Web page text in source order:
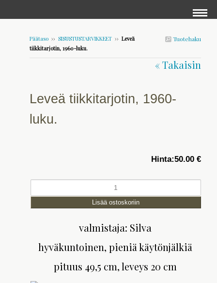
Tuotehaku
Päätaso ›› SISUSTUSTARVIKKEET ›› Leveä
tiikkitarjotin, 1960-luku.
« Takaisin
Leveä tiikkitarjotin, 1960-
luku.
Hinta:50.00 €
valmistaja: Silva
hyväkuntoinen, pieniä käytönjälkiä
pituus 49,5 cm, leveys 20 cm